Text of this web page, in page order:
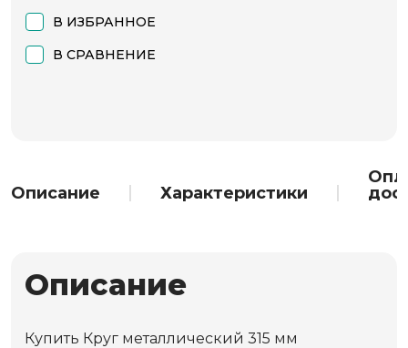
В ИЗБРАННОЕ
В СРАВНЕНИЕ
Описание Характеристики
Описание
Купить Круг металлический 315 мм